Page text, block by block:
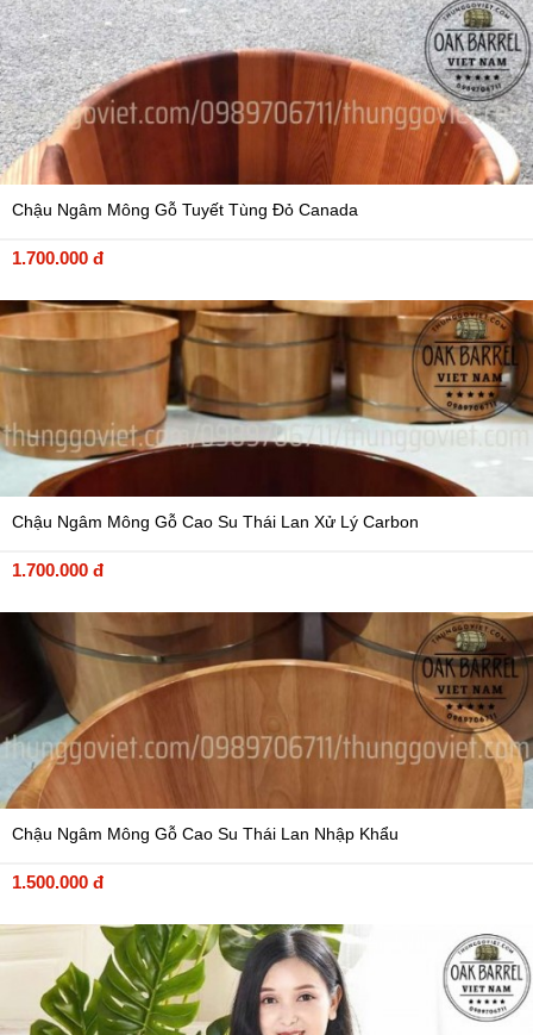
Chậu Ngâm Mông Gỗ Tuyết Tùng Đỏ Canada
1.700.000 đ
Chậu Ngâm Mông Gỗ Cao Su Thái Lan Xử Lý Carbon
1.700.000 đ
Chậu Ngâm Mông Gỗ Cao Su Thái Lan Nhập Khẩu
1.500.000 đ